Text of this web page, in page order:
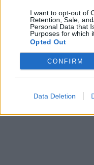
I want to opt-out of
Retention, Sale,
Personal Data that
Purposes for which
Opted Out
CONFIRM
Data Deletion
In evidenza